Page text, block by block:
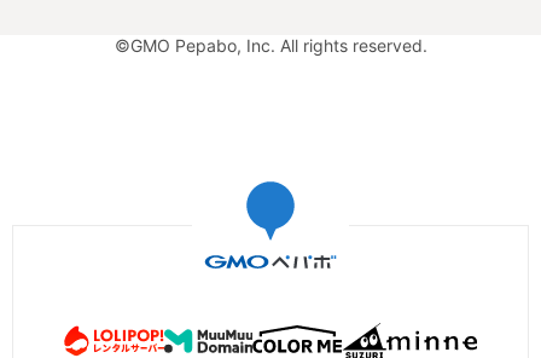
©GMO Pepabo, Inc. All rights reserved.